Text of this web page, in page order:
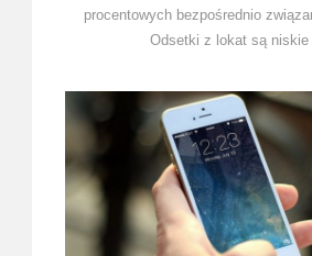
procentowych bezpośrednio
Odsetki z lokat są niskie